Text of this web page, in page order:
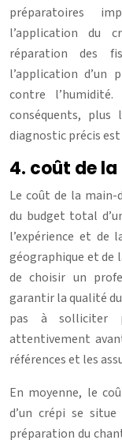
préparatoires
l’application du
réparation des
l’application d’un
contre
conséquents,
diagnostic précis
4. coût de
Le coût de la main-
du budget total
l’expérience et de
géographique et de
de choisir un
garantir la qualité
pas à solliciter
attentivement
références et les
En moyenne, le
d’un crépi se
préparation du